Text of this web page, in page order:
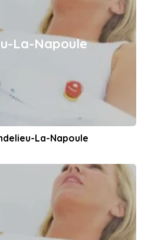
La-Napoule
La-Napoule